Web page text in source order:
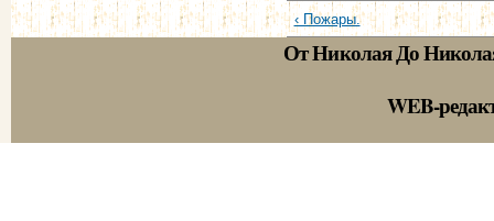
‹ Пожары.
От Николая До
WEB-